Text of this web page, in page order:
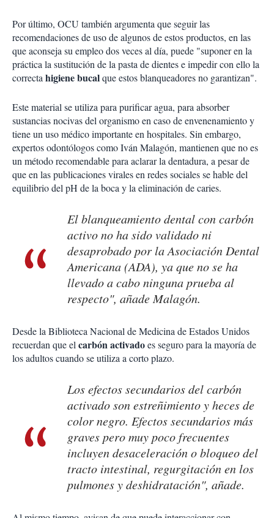
Por último, OCU también argumenta que seguir las
recomendaciones de uso de algunos de estos productos, en las
que aconseja su empleo dos veces al día, puede "suponer en la
práctica la sustitución de la pasta de dientes e impedir con ello la
correctahigiene bucalque estos blanqueadores no garantizan".
Este material se utiliza para purificar agua, para absorber
sustancias nocivas del organismo en caso de envenenamiento y
tiene un uso médico importante en hospitales. Sin embargo,
expertos odontólogos como Iván Malagón, mantienen que no es
un método recomendable para aclarar la dentadura, a pesar de
que en las publicaciones virales en redes sociales se hable del
equilibrio del pH de la boca y la eliminación de caries.
El blanqueamiento dental con carbón
activo no ha sido validado ni
desaprobado por la Asociación Dental
Americana (ADA), ya que no se ha
llevado a cabo ninguna prueba al
respecto", añade Malagón.
Desde la Biblioteca Nacional de Medicina de Estados Unidos
recuerdan que elcarbón activadoes seguro para la mayoría de
los adultos cuando se utiliza a corto plazo.
Los efectos secundarios del carbón
activado son estreñimiento y heces de
color negro. Efectos secundarios más
graves pero muy poco frecuentes
incluyen desaceleración o bloqueo del
tracto intestinal, regurgitación en los
pulmones y deshidratación", añade.